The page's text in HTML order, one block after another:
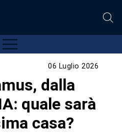
06 Luglio 2026
dalla
quale sarà
casa?